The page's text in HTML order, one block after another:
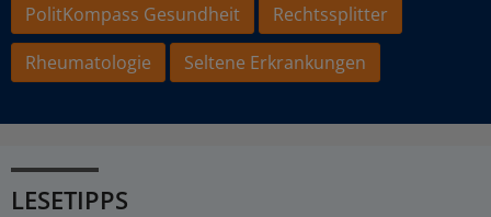
PolitKompass Gesundheit
Rechtssplitter
Rheumatologie
Seltene Erkrankungen
LESETIPPS